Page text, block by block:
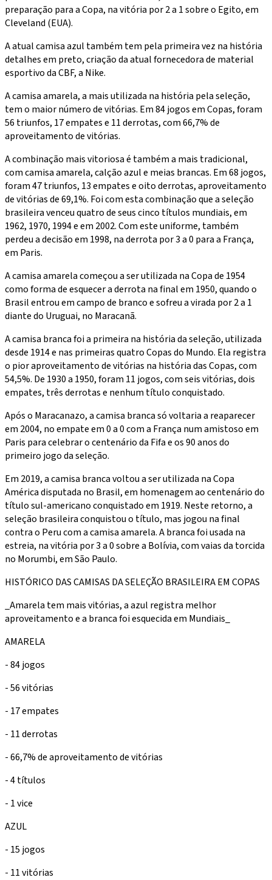
preparação para a Copa, na vitória por 2 a 1 sobre o Egito, em
Cleveland (EUA).
A atual camisa azul também tem pela primeira vez na história
detalhes em preto, criação da atual fornecedora de material
esportivo da CBF, a Nike.
A camisa amarela, a mais utilizada na história pela seleção,
tem o maior número de vitórias. Em 84 jogos em Copas, foram
56 triunfos, 17 empates e 11 derrotas, com 66,7% de
aproveitamento de vitórias.
A combinação mais vitoriosa é também a mais tradicional,
com camisa amarela, calção azul e meias brancas. Em 68 jogos,
foram 47 triunfos, 13 empates e oito derrotas, aproveitamento
de vitórias de 69,1%. Foi com esta combinação que a seleção
brasileira venceu quatro de seus cinco títulos mundiais, em
1962, 1970, 1994 e em 2002. Com este uniforme, também
perdeu a decisão em 1998, na derrota por 3 a 0 para a França,
em Paris.
A camisa amarela começou a ser utilizada na Copa de 1954
como forma de esquecer a derrota na final em 1950, quando o
Brasil entrou em campo de branco e sofreu a virada por 2 a 1
diante do Uruguai, no Maracanã.
A camisa branca foi a primeira na história da seleção, utilizada
desde 1914 e nas primeiras quatro Copas do Mundo. Ela registra
o pior aproveitamento de vitórias na história das Copas, com
54,5%. De 1930 a 1950, foram 11 jogos, com seis vitórias, dois
empates, três derrotas e nenhum título conquistado.
Após o Maracanazo, a camisa branca só voltaria a reaparecer
em 2004, no empate em 0 a 0 com a França num amistoso em
Paris para celebrar o centenário da Fifa e os 90 anos do
primeiro jogo da seleção.
Em 2019, a camisa branca voltou a ser utilizada na Copa
América disputada no Brasil, em homenagem ao centenário do
título sul-americano conquistado em 1919. Neste retorno, a
seleção brasileira conquistou o título, mas jogou na final
contra o Peru com a camisa amarela. A branca foi usada na
estreia, na vitória por 3 a 0 sobre a Bolívia, com vaias da torcida
no Morumbi, em São Paulo.
HISTÓRICO DAS CAMISAS DA SELEÇÃO BRASILEIRA EM COPAS
_Amarela tem mais vitórias, a azul registra melhor
aproveitamento e a branca foi esquecida em Mundiais_
AMARELA
- 84 jogos
- 56 vitórias
- 17 empates
- 11 derrotas
- 66,7% de aproveitamento de vitórias
- 4 títulos
- 1 vice
AZUL
- 15 jogos
- 11 vitórias